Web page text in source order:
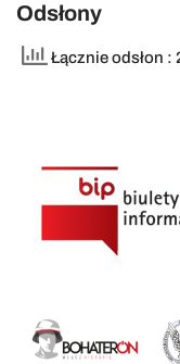
Odsłony
Łącznie odsłon :